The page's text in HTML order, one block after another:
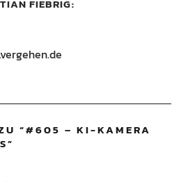
FIEBRIG
“#605 – KI-KAMERA
”